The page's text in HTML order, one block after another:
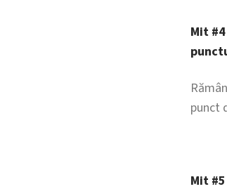
Mit
punct
Mit